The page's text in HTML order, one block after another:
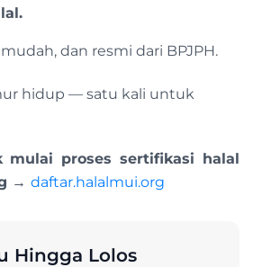
dan resmi dari BPJPH.
hidup — satu kali untuk
proses sertifikasi halal
→ daftar.halalmui.org
Hingga Lolos